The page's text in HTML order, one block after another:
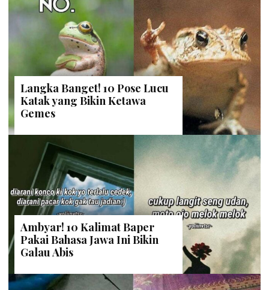
Langka Banget! 10 Pose Lucu
Katak yang Bikin Ketawa
Gemes
Ambyar! 10 Kalimat Baper
Pakai Bahasa Jawa Ini Bikin
Galau Abis